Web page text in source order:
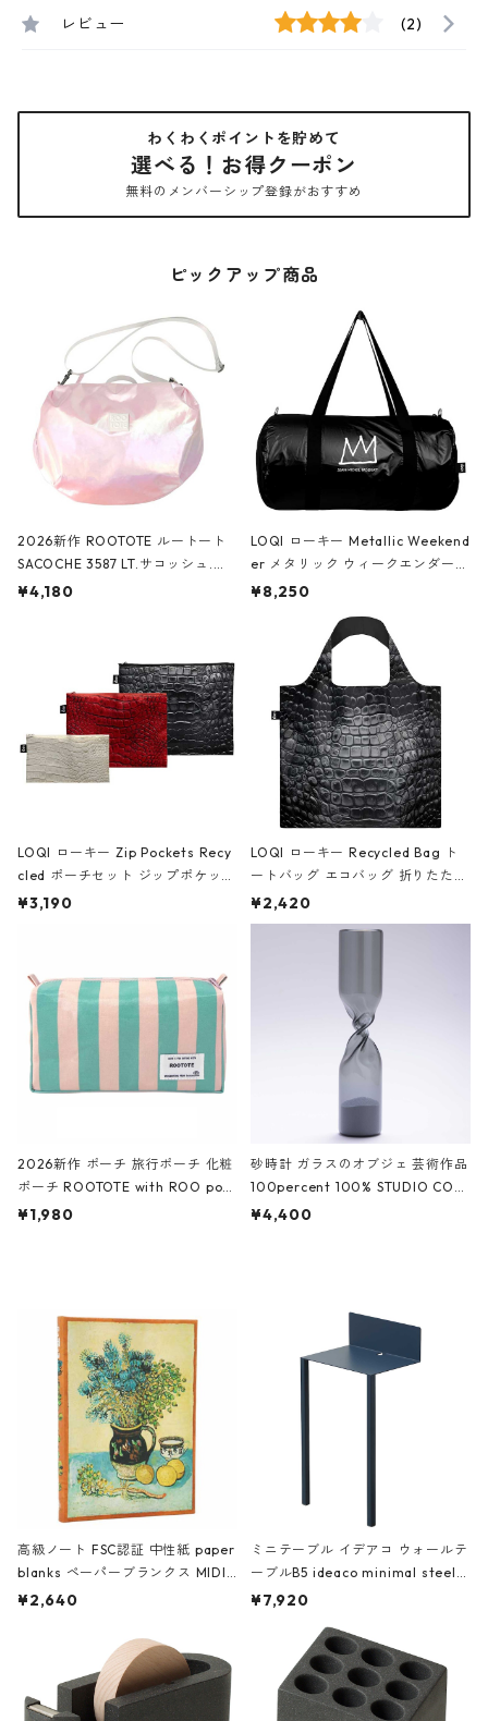
レビュー (2)
わくわくポイントを貯めて
選べる！お得クーポン
無料のメンバーシップ登録がおすすめ
ピックアップ商品
2026新作 ROOTOTE ルートート
SACOCHE 3587 LT.サコッシュ.ル
ミエ-B ショルダーバッグ グロスピ
¥4,180
LOQI ローキー Metallic Weekend
er メタリック ウィークエンダー
ボストンバッグ ショルダーバッグ
Black ジャン=ミッシェル・バスキ
ア/クラウン ブラック
¥8,250
LOQI ローキー Zip Pockets Recy
cled ポーチセット ジップポケット
ファスナーポーチ 撥水加工 トラベ
ーガンディー、オフホワイト
¥3,190
LOQI ローキー Recycled Bag ト
ートバッグ エコバッグ 折りたたみ
大きめ 撥水加工 収納ポーチ CRO
CODILE/Black クロコダイル/ブラ
¥2,420
2026新作 ポーチ 旅行ポーチ 化粧
ポーチ ROOTOTE with ROO pou
ch 3532 ルートート WR.ポーチ.ラ
¥1,980
砂時計 ガラスのオブジェ 芸術作品
100percent 100% STUDIO COH
AKU Timeless 100パーセント ス
¥4,400
高級ノート FSC認証 中性紙 paper
blanks ペーパーブランクス MIDI
ハードカバー 罫線 ヴァン・ゴッホ
¥2,640
ミニテーブル イデアコ ウォールテ
ーブルB5 ideaco minimal steel f
urniture WALL Table B5 ネイビー
¥7,920